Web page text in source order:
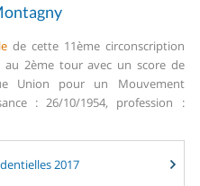
de cette 11ème circonscription
au 2ème tour avec un score de
Union pour un Mouvement
: 26/10/1954, profession :
2017